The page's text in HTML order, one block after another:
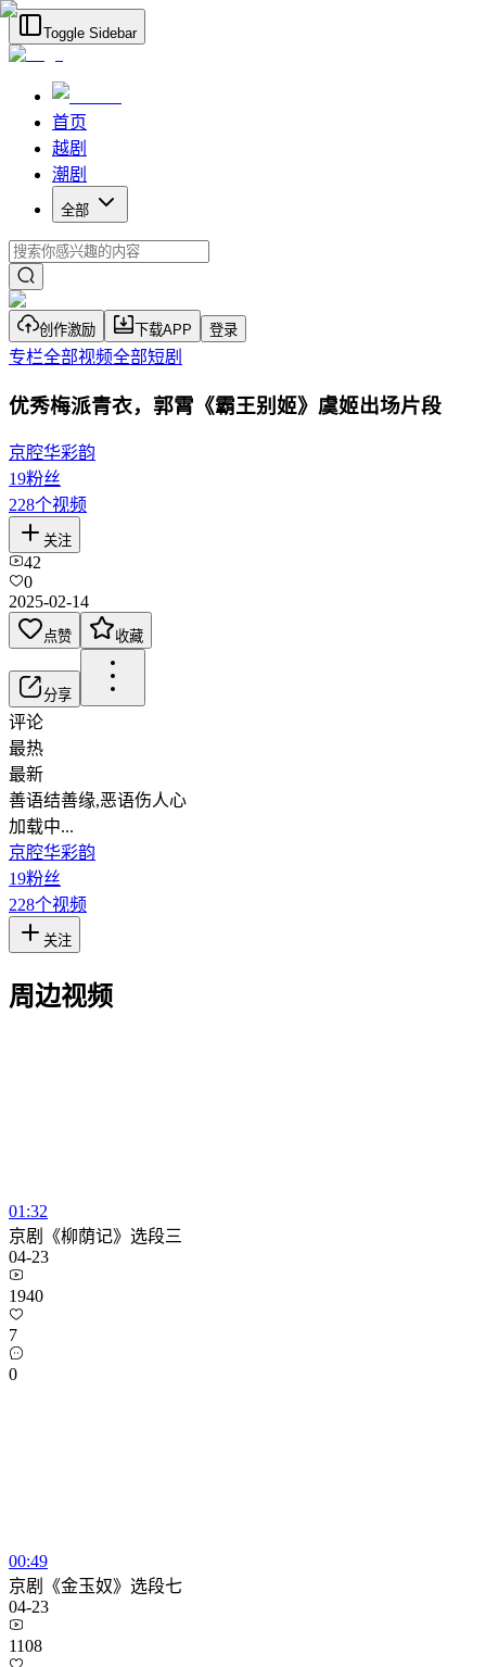
Toggle Sidebar
首页
越剧
潮剧
全部
创作激励 下载APP 登录
专栏全部视频全部短剧
优秀梅派青衣，郭霄《霸王别姬》虞姬出场片段
京腔华彩韵
19粉丝
228个视频
关注
42
0
2025-02-14
点赞 收藏
分享
评论
最热
最新
善语结善缘,恶语伤人心
加载中...
京腔华彩韵
19粉丝
228个视频
关注
周边视频
01:32
京剧《柳荫记》选段三
04-23
1940
7
0
00:49
京剧《金玉奴》选段七
04-23
1108